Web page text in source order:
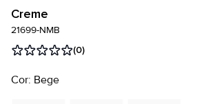
Creme
21699-NMB
(0)
Cor: Bege